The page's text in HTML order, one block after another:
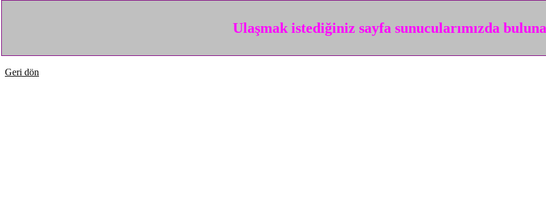
Ulaşmak istediğiniz sayfa sunucularımızda
Geri dön